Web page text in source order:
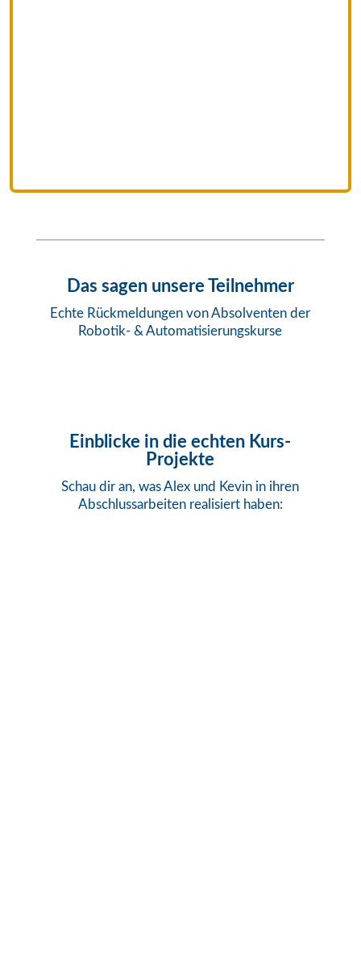
Das sagen unsere Teilnehmer
Echte Rückmeldungen von Absolventen der
Robotik- & Automatisierungskurse
Einblicke in die echten Kurs-
Projekte
Schau dir an, was Alex und Kevin in ihren
Abschlussarbeiten realisiert haben: